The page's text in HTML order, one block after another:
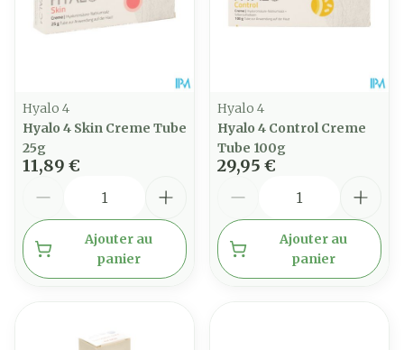
Hyalo 4
Hyalo 4 Skin Creme Tube
25g
11,89 €
Ajouter au
panier
Hyalo 4
Hyalo 4 Control Creme
Tube 100g
29,95 €
Ajouter au
panier